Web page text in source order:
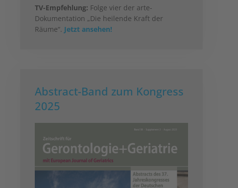
TV-Empfehlung: Folge vier der arte-
Dokumentation „Die heilende Kraft der
Räume“. Jetzt ansehen!
Abstract-Band zum Kongress
2025